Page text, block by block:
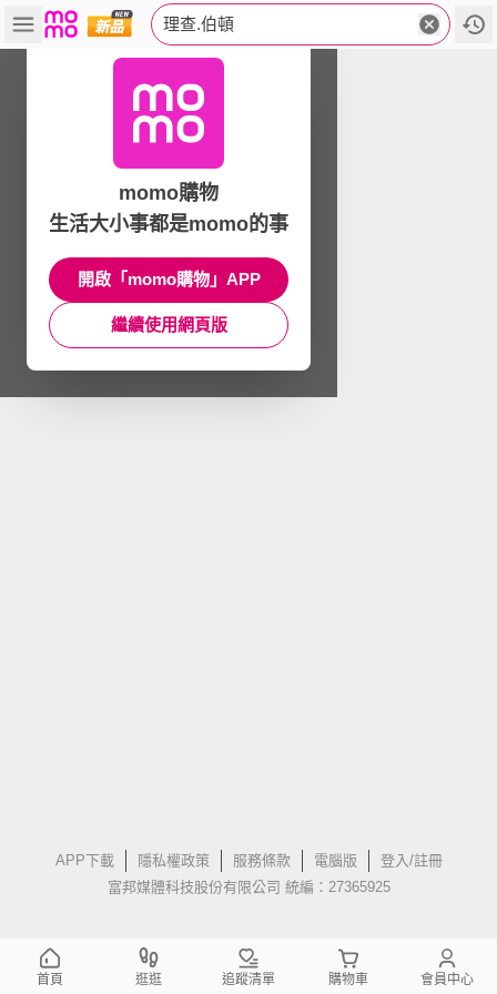
理查.伯頓
APP下載 隱私權政策 服務條款 電腦版
登入/註冊
富邦媒體科技股份有限公司 統編：27365925
momo購物
生活大小事都是momo的事
開啟「momo購物」APP
繼續使用網頁版
首頁 逛逛 追蹤清單 購物車 會員中心